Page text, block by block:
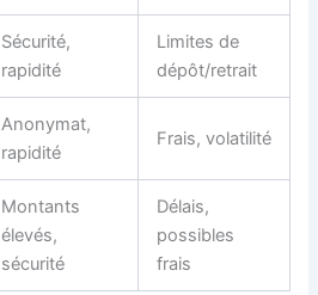
Sécurité,
rapidité
Limites de
dépôt/retrait
Anonymat,
rapidité
Frais, volatilité
Montants
élevés,
sécurité
Délais,
possibles
frais